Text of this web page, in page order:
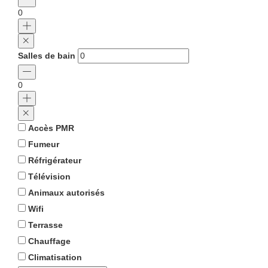
0
Salles de bain
0
Accès PMR
Fumeur
Réfrigérateur
Télévision
Animaux autorisés
Wifi
Terrasse
Chauffage
Climatisation